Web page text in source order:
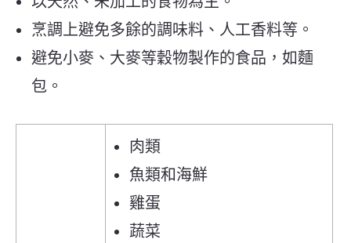
烹調上避免多餘的調味料、人工香料等。
避免小麥、大麥等穀物製作的食品，如麵
包。
肉類
魚類和海鮮
雞蛋
蔬菜